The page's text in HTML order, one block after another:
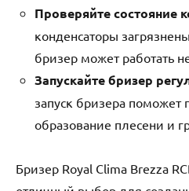
Проверяйте состояние
конденсаторы
бризер может работать
Запускайте бризер
запуск бризера поможет
образование плесени и
Бризер Royal Clima Brezza